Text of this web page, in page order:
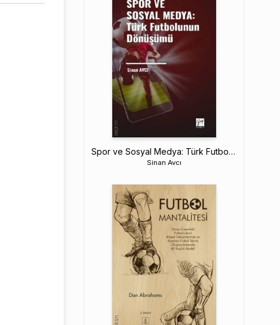
Spor ve Sosyal Medya: Türk Futbolunun Dönüşümü
Sinan Avcı